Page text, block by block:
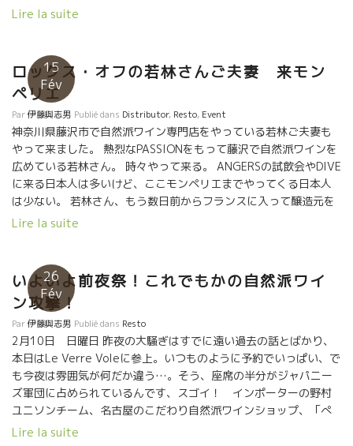
ペリエで行われた自然派ワイン試飲会、リレール試飲会に始まっ
世界中から訪れるようになりました。物凄い勢いで広がっていま
す。 造り手も増えて、自然派ワインも大きく進化をしています。
勿論、すべての自然派ワインが美味しいわけではありません。 日
本に輸入されているものは、選りすぐりの自然派ワイン達です。
なんと１１社のインポーターが集まり各社、選りすぐりのワイン
を揃えてあります。 自然派ワインの傾向、進化が読めます。 ★東
京 ２月１９日（火） １２：００～１７：００ 場所；ホテルモント
レイ半蔵門 １Ｆ 試飲入場料：１０００円 ★名古屋 ２月２０
（火） １２：００～１７：００ 場所：レンタルスタジオ『スタス
タ久屋』TEL:052-588-5881 名古屋市中区丸の内3-6-21
Lire la suite
15
Fév
ロックス・オフの若林さんご夫妻 来モン
ペリエ
Par伊藤與志男 Publié dans Distributor, Resto, Event
神奈川県藤沢市で自然派ワイン専門店をやっている若林ご夫妻も
やって来ました。 熱烈なPASSIONをもって藤沢で自然派ワインを
広めている若林さん。 時々やって来る。 ANGERSの試飲会やDIVE
に来る日本人は多いけど、ここモンペリエまでやってくる日本人
は少ない。 若林さん、もう数日前からフランスに入って醸造元を
何軒も訪問してきたとのこと、 流石の若林さん。気合が入ってい
Lire la suite
26
Fév
いよいよ前夜祭！これでもかの自然派ワイ
ン攻撃！
Par伊藤與志男 Publié dans Resto
2月10日 日曜日 昨夜の大騒ぎはすでに遠い過去の話とばかり、
本日はLe Verre Voleに参上。いつものように予約でいっぱい、で
も今夜は雰囲気が何だか違う…。そう、座席の半分がジャパニー
ズ軍団に占められているんです、スゴイ！ インポーターの野村
ユニソンチーム、名古屋のこだわり自然派ワインショップ、「ぺ
シコ」の余語さん、大阪のワインバー、「ダイガク」チーム、長
Lire la suite